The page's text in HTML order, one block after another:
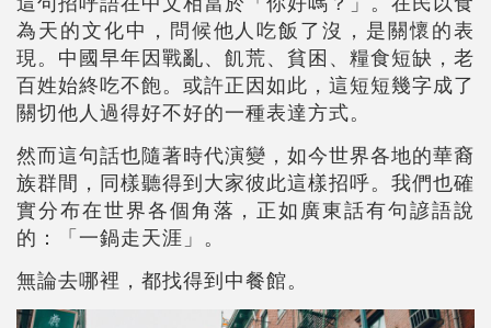
為天的文化中，問候他人吃飯了沒，是關懷的表
現。中國早年因戰亂、飢荒、貧困、糧食短缺，老
百姓始終吃不飽。或許正因如此，這短短幾字成了
關切他人過得好不好的一種表達方式。
然而這句話也隨著時代演變，如今世界各地的華裔
族群間，同樣聽得到大家彼此這樣招呼。我們也確
實分布在世界各個角落，正如廣東話有句諺語說
的：「一鍋走天涯」。
無論去哪裡，都找得到中餐館。